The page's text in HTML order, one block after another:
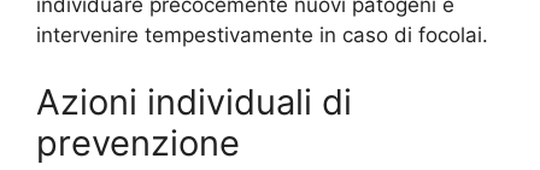
individuare precocemente nuovi patogeni e
intervenire tempestivamente in caso di focolai.
Azioni individuali di
prevenzione